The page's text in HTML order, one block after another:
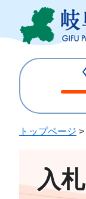
ジ
ュ
じ
トップページ >
入